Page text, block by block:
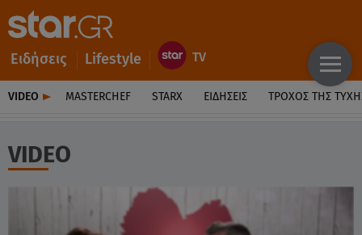
Ειδήσεις Lifestyle
VIDEO MASTERCHEF STARX ΕΙΔΉΣΕΙΣ ΤΡΟΧΌΣ ΤΗΣ
VIDEO